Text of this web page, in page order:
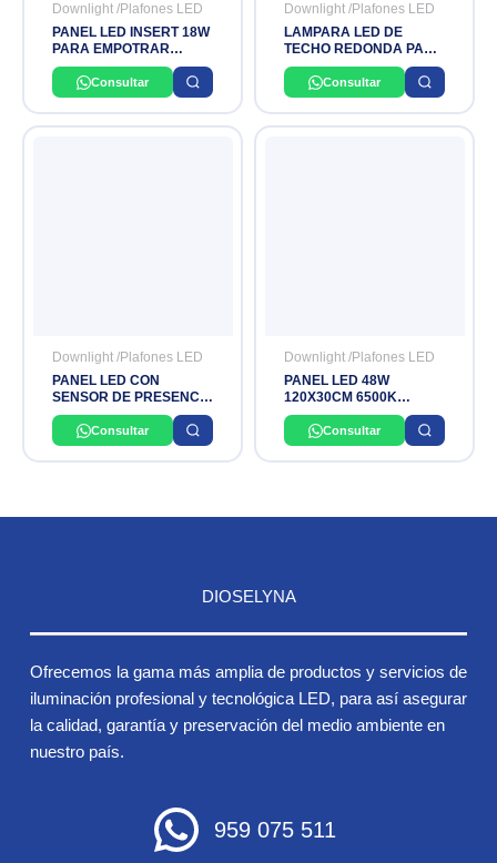
Downlight /Plafones LED
PANEL LED INSERT 18W
PARA EMPOTRAR
(3000K/4000K/6500k )
100-240V LEDVANCE
OSRAM
Consultar
Downlight /Plafones LED
LAMPARA LED DE
TECHO REDONDA PARA
ADOSAR 24W DIXON
Consultar
Downlight /Plafones LED
PANEL LED CON
SENSOR DE PRESENCIA
18W IP20 6500K
ADOSABLE (1530 LM)
OSLER
Consultar
Downlight /Plafones LED
PANEL LED 48W
120X30CM 6500K
3500LM 110-240V DIXON
Consultar
DIOSELYNA
Ofrecemos la gama más amplia de productos y servicios de
iluminación profesional y tecnológica LED, para así asegurar
la calidad, garantía y preservación del medio ambiente en
nuestro país.
959 075 511